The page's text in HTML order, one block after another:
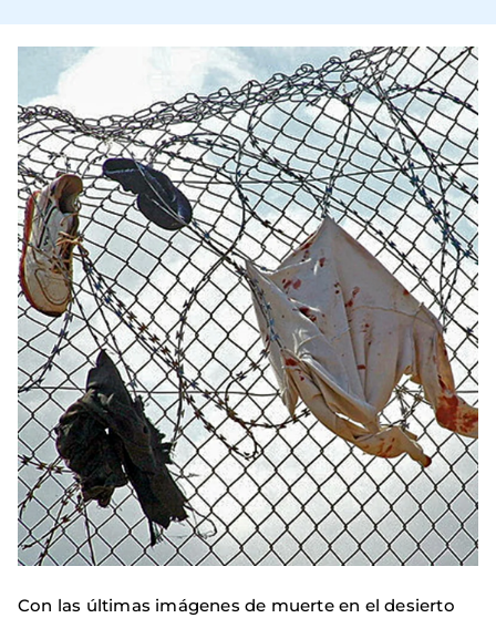
Con las últimas imágenes de muerte en el desierto